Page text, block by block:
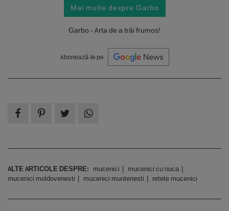
Mai multe despre Garbo
Garbo - Arta de a trăi frumos!
Abonează-te pe
ALTE ARTICOLE DESPRE: mucenici
mucenici cu nuca
mucenici moldovenesti
mucenici muntenesti retete mucenici